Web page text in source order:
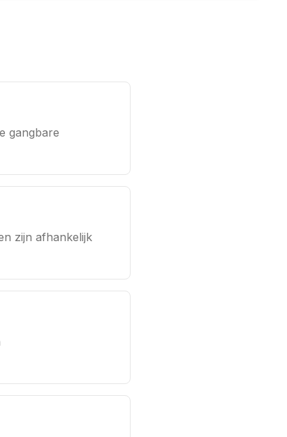
gangbare
zijn afhankelijk